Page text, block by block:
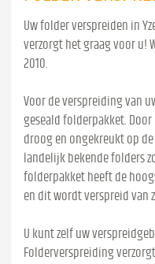
Uw folder verspreiden in
verzorgt het graag voor u!
2010.
Voor de verspreiding van
geseald folderpakket.
droog en ongekreukt op
landelijk bekende folders
folderpakket heeft de
en dit wordt verspreid van
U kunt zelf uw
Folderverspreiding